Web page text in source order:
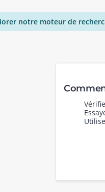
notre moteur de